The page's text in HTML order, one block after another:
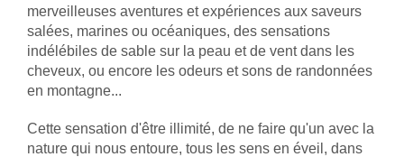
merveilleuses aventures et expériences aux saveurs
salées, marines ou océaniques, des sensations
indélébiles de sable sur la peau et de vent dans les
cheveux, ou encore les odeurs et sons de randonnées
en montagne...
Cette sensation d'être illimité, de ne faire qu'un avec la
nature qui nous entoure, tous les sens en éveil, dans